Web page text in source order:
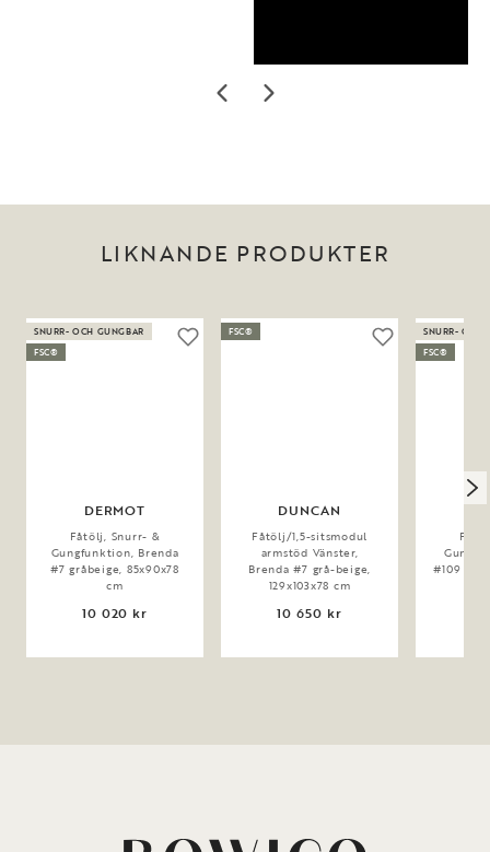
LIKNANDE PRODUKTER
DERMOT
Fåtölj, Snurr- &
Gungfunktion, Brenda
#7 gråbeige, 85x90x78
cm
10 020 kr
SNURR- OCH GUNGBAR
FSC®
DUNCAN
Fåtölj/1,5-sitsmodul
armstöd Vänster,
Brenda #7 grå-beige,
129x103x78 cm
10 650 kr
FSC®
#109
SNURR- OCH
FSC®